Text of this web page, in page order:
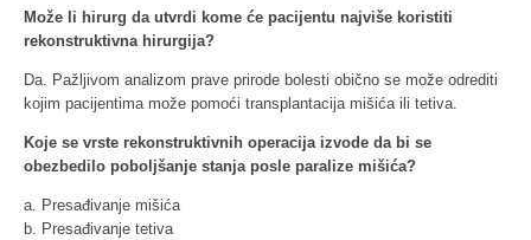
Može li hirurg da utvrdi kome će pacijentu najviše koristiti
rekonstruktivna hirurgija?
Da. Pažljivom analizom prave prirode bolesti obično se može odrediti
kojim pacijentima može pomoći transplantacija mišića ili tetiva.
Koje se vrste rekonstruktivnih operacija izvode da bi se
obezbedilo poboljšanje stanja posle paralize mišića?
a. Presađivanje mišića
b. Presađivanje tetiva